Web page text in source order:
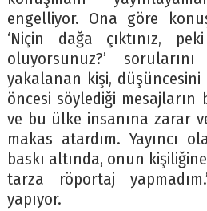
engelliyor. Ona göre
‘Niçin dağa çıktınız,
oluyorsunuz?’
yakalanan kişi, düşüncesini
öncesi söylediği
ve bu ülke insanına zarar
makas atardım. Yayıncı
baskı altında, onun
tarza röportaj
yapıyor.